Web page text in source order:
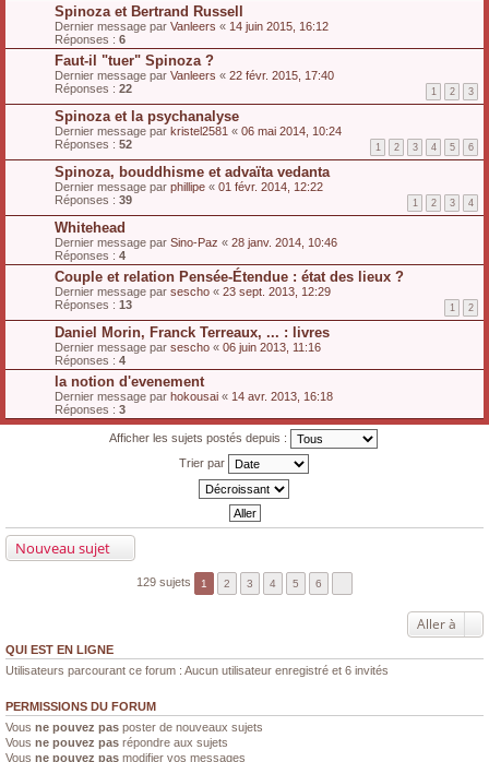
Spinoza et Bertrand Russell
Dernier message par Vanleers « 14 juin 2015, 16:12
Réponses : 6
Faut-il "tuer" Spinoza ?
Dernier message par Vanleers « 22 févr. 2015, 17:40
Réponses : 22 1 2 3
Spinoza et la psychanalyse
Dernier message par kristel2581 « 06 mai 2014, 10:24
Réponses : 52 1 2 3 4 5 6
Spinoza, bouddhisme et advaïta vedanta
Dernier message par phillipe « 01 févr. 2014, 12:22
Réponses : 39 1 2 3 4
Whitehead
Dernier message par Sino-Paz « 28 janv. 2014, 10:46
Réponses : 4
Couple et relation Pensée-Étendue : état des lieux ?
Dernier message par sescho « 23 sept. 2013, 12:29
Réponses : 13 1 2
Daniel Morin, Franck Terreaux, ... : livres
Dernier message par sescho « 06 juin 2013, 11:16
Réponses : 4
la notion d'evenement
Dernier message par hokousai « 14 avr. 2013, 16:18
Réponses : 3
Afficher les sujets postés depuis :
Trier par
Nouveau sujet
129 sujets 1 2 3 4 5 6
Aller à
QUI EST EN LIGNE
Utilisateurs parcourant ce forum : Aucun utilisateur enregistré et 6 invités
PERMISSIONS DU FORUM
Vous ne pouvez pas poster de nouveaux sujets
Vous ne pouvez pas répondre aux sujets
Vous ne pouvez pas modifier vos messages